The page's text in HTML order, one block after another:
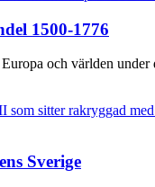
1500-1776
och världen under
Sverige